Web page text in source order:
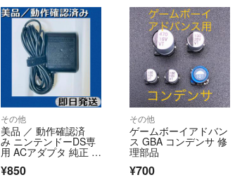
水を防ぎ
➂主にプ
見た目
⚠︎商品に
~配送に
・基本
・基本
・普通
その他
美品 ／ 動作確認済
み ニンテンドーDS専
用 ACアダプタ 純正 ア
¥850
その他
ゲームボーイアドバン
ス GBA コンデンサ 修
理部品
¥700